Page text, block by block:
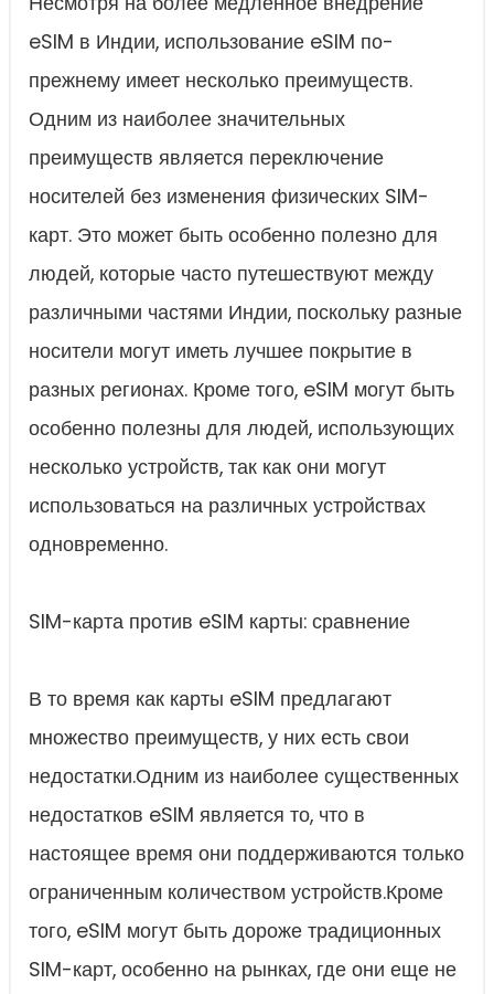
eSIM в Индии, использование eSIM по-
прежнему имеет несколько преимуществ.
Одним из наиболее значительных
преимуществ является переключение
носителей без изменения физических SIM-
карт. Это может быть особенно полезно для
людей, которые часто путешествуют между
различными частями Индии, поскольку разные
носители могут иметь лучшее покрытие в
разных регионах. Кроме того, eSIM могут быть
особенно полезны для людей, использующих
несколько устройств, так как они могут
использоваться на различных устройствах
одновременно.
SIM-карта против eSIM карты: сравнение
В то время как карты eSIM предлагают
множество преимуществ, у них есть свои
недостатки.Одним из наиболее существенных
недостатков eSIM является то, что в
настоящее время они поддерживаются только
ограниченным количеством устройств.Кроме
того, eSIM могут быть дороже традиционных
SIM-карт, особенно на рынках, где они еще не